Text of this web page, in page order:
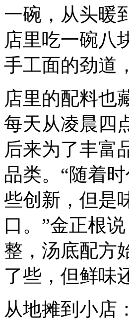
一碗，从头暖
店里吃一碗八
手工面的劲道
店里的配料也
每天从凌晨四
后来为了丰富
品类。“随着
些创新，但是
口。”金正根
整，汤底配方
了些，但鲜味
从地摊到小店：